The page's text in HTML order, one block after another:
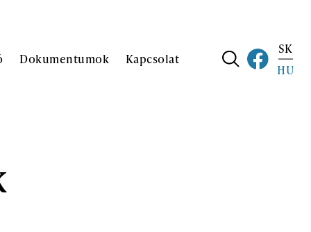
Dokumentumok Kapcsolat
SK
HU